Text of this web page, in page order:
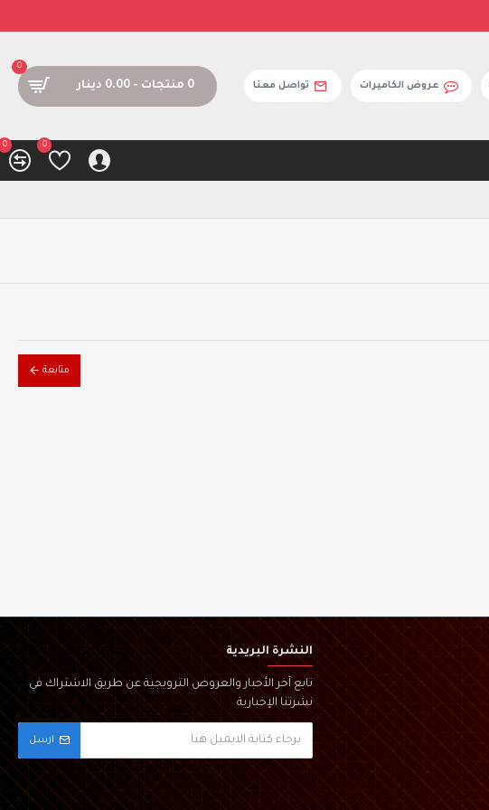
عروض الكاميرات تواصل معنا 0 منتجات - 0.00 دينار
0
0
0
متابعة
النشرة البريدية
تابع آخر الأخبار والعروض الترويجية عن طريق الاشتراك في
نشرتنا الإخبارية
ارسل